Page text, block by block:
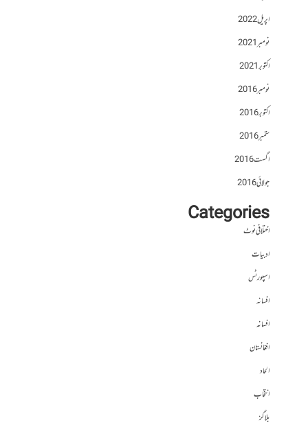
اپریل 2022
نومبر 2021
اکتوبر 2021
نومبر 2016
اکتوبر 2016
ستمبر 2016
اگست 2016
جولائی 2016
Categories
اختلافی نوٹ
ادبیات
اسپورٹس
افسانہ
افسانہ
افغانستان
الحاد
انتخاب
بلاگز